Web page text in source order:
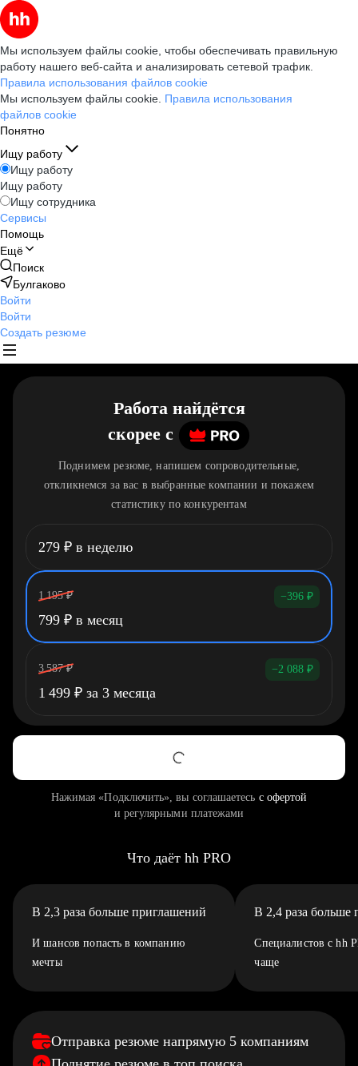
Мы используем файлы cookie, чтобы обеспечивать правильную
работу нашего веб-сайта и анализировать сетевой трафик.
Правила использования файлов cookie
Мы используем файлы cookie. Правила использования
файлов cookie
Понятно
Ищу работу
Ищу работу
Ищу работу
Ищу сотрудника
Сервисы
Помощь
Ещё
Поиск
Булгаково
Войти
Войти
Создать резюме
Работа найдётся
скорее c
Поднимем резюме, напишем сопроводительные,
откликнемся за вас в выбранные компании и покажем
статистику по конкурентам
279 ₽ в неделю
1 195 ₽ −396 ₽
799 ₽ в месяц
3 587 ₽ −2 088 ₽
1 499 ₽ за 3 месяца
Нажимая «Подключить», вы соглашаетесь с офертой
и регулярными платежами
Что даёт hh PRO
В 2,3 раза больше приглашений
И шансов попасть в компанию
мечты
В 2,4 раза больше
Специалистов с hh
чаще
Отправка резюме напрямую 5 компаниям